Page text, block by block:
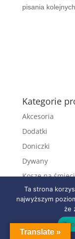
pisania
Kategorie
Akcesoria
Dodatki
Doniczki
Dywany
Kosze na śmieci
Koszyki
Kuchnia
Dodatki do
Kulki
Translate »
Ta strona
najwyższym
że